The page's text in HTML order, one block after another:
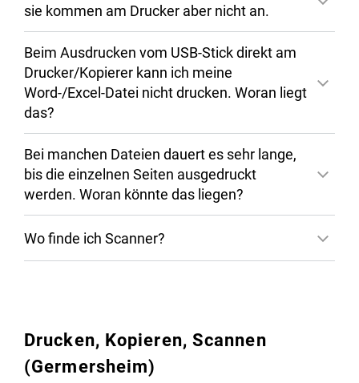
sie kommen am Drucker aber nicht an.
Beim Ausdrucken vom USB-Stick direkt am
Drucker/Kopierer kann ich meine
Word-/Excel-Datei nicht drucken. Woran liegt
das?
Bei manchen Dateien dauert es sehr lange,
bis die einzelnen Seiten ausgedruckt
werden. Woran könnte das liegen?
Wo finde ich Scanner?
Drucken, Kopieren, Scannen
(Germersheim)